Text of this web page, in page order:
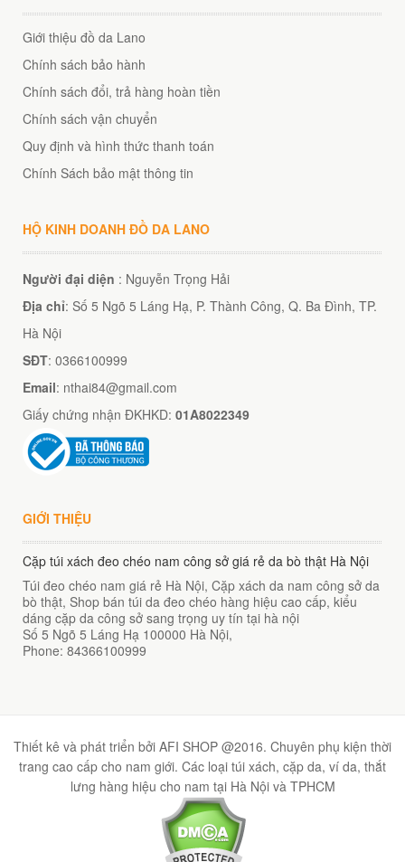
Giới thiệu đồ da Lano
Chính sách bảo hành
Chính sách đổi, trả hàng hoàn tiền
Chính sách vận chuyển
Quy định và hình thức thanh toán
Chính Sách bảo mật thông tin
HỘ KINH DOANH ĐỒ DA LANO
Người đại diện : Nguyễn Trọng Hải
Địa chỉ: Số 5 Ngõ 5 Láng Hạ, P. Thành Công, Q. Ba Đình, TP.
Hà Nội
SĐT: 0366100999
Email: nthai84@gmail.com
Giấy chứng nhận ĐKHKD: 01A8022349
GIỚI THIỆU
Cặp túi xách đeo chéo nam công sở giá rẻ da bò thật Hà Nội
Túi đeo chéo nam giá rẻ Hà Nội, Cặp xách da nam công sở da
bò thật, Shop bán túi da đeo chéo hàng hiệu cao cấp, kiểu
dáng cặp da công sở sang trọng uy tín tại hà nội
Số 5 Ngõ 5 Láng Hạ 100000 Hà Nội,
Phone: 84366100999
Thiết kê và phát triển bởi AFI SHOP @2016. Chuyên phụ kiện thời
trang cao cấp cho nam giới. Các loại túi xách, cặp da, ví da, thắt
lưng hàng hiệu cho nam tại Hà Nội và TPHCM